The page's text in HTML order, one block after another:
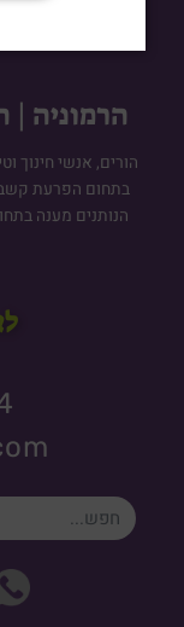
הרמוניה |
הורים, אנשי חינוך
בתחום הפרעת קשב
הנותנים מענה
חיפוש